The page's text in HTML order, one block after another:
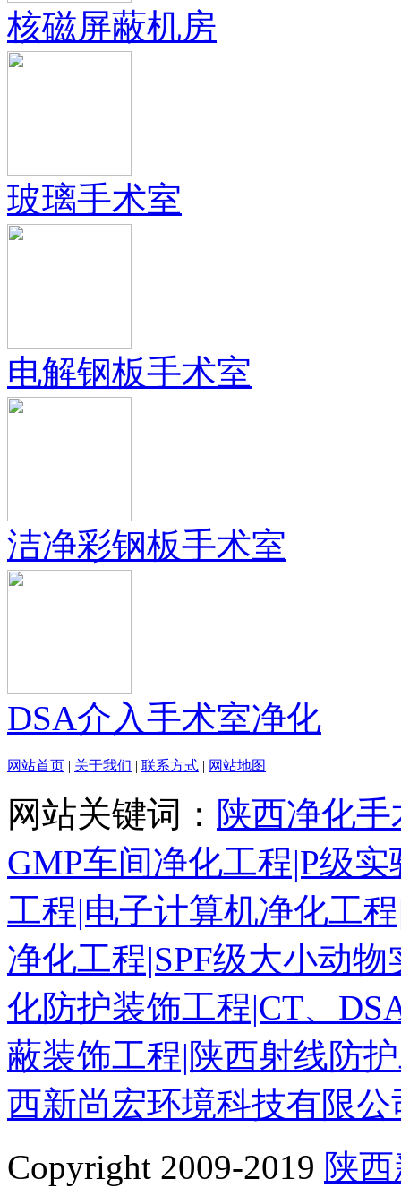
核磁屏蔽机房
玻璃手术室
电解钢板手术室
洁净彩钢板手术室
DSA介入手术室净化
网站首页 | 关于我们 | 联系方式 | 网站地图
网站关键词： 陕西净化
GMP车间净化工程|P级
工程|电子计算机净化工
净化工程|SPF级大小动
化防护装饰工程|CT、
蔽装饰工程|陕西射线防
西新尚宏环境科技有限公
Copyright 2009-2019 陕